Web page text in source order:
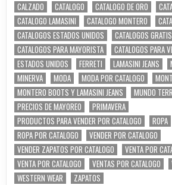
CALZADO
CATALOGO CATALOGO DE ORO
CATALOGO LAMASINI
CATALOGO MONTERO
CATALOGOS ESTADOS UNIDOS
CATALOGOS GRATIS
CATALOGOS PARA MAYORISTA
CATALOGOS PARA
ESTADOS UNIDOS
FERRETI LAMASINI JEANS
MINERVA
MODA MODA POR CATALOGO
MONTERO BOOTS Y LAMASINI JEANS
MUNDO
PRECIOS DE MAYOREO
PRIMAVERA
PRODUCTOS PARA VENDER POR CATALOGO
ROPA
ROPA POR CATALOGO
VENDER POR CATALOGO
VENDER ZAPATOS POR CATALOGO
VENTA POR
VENTA POR CATALOGO
VENTAS POR CATALOGO
WESTERN WEAR
ZAPATOS